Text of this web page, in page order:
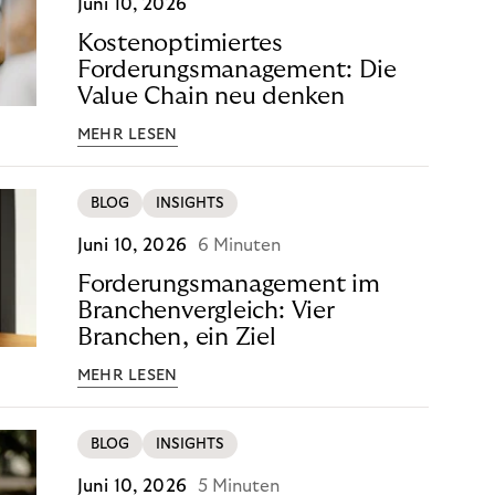
Juni 10, 2026
Kostenoptimiertes
Forderungsmanagement: Die
Value Chain neu denken
MEHR LESEN
BLOG INSIGHTS
Juni 10, 2026 6 Minuten
Forderungsmanagement im
Branchenvergleich: Vier
Branchen, ein Ziel
MEHR LESEN
BLOG INSIGHTS
Juni 10, 2026 5 Minuten